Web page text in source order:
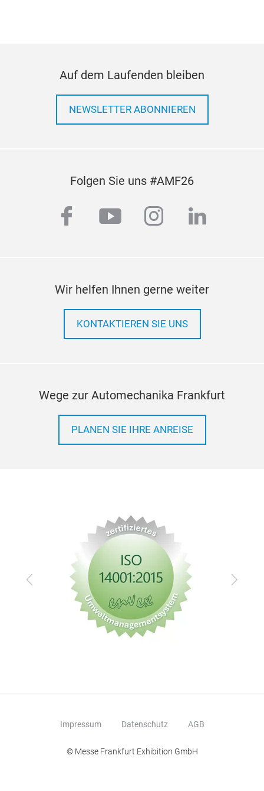
Auf dem Laufenden bleiben
NEWSLETTER ABONNIEREN
Folgen Sie uns #AMF26
facebook
youtubeinstagram
linkedin
Wir helfen Ihnen gerne weiter
KONTAKTIEREN SIE UNS
Wege zur Automechanika Frankfurt
PLANEN SIE IHRE ANREISE
Zurück Vor
Impressum Datenschutz AGB
© Messe Frankfurt Exhibition GmbH